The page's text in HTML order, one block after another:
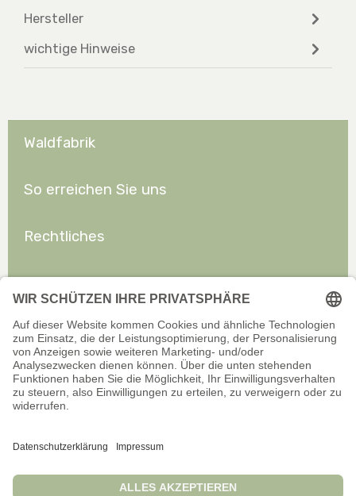
Hersteller
wichtige Hinweise
Waldfabrik
So erreichen Sie uns
Rechtliches
Offizieller Onlineshop für Privatkunden. Alle Preise inkl. gesetzl.